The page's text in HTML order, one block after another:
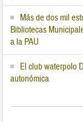
Más de dos mil
Bibliotecas
a la PAU
El club waterpolo
autonómica